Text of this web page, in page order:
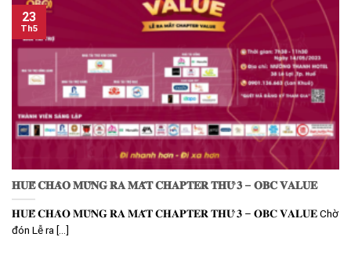
𝐇𝐔𝐄̂́ 𝐂𝐇𝐀̀𝐎 𝐌𝐔̛̀𝐍𝐆 𝐑𝐀 𝐌𝐀̆́𝐓 𝐂𝐇𝐀𝐏𝐓𝐄𝐑 𝐓𝐇𝐔̛́ 𝟑 – 𝐎𝐁𝐂 𝐕𝐀𝐋𝐔𝐄
𝐇𝐔𝐄̂́ 𝐂𝐇𝐀̀𝐎 𝐌𝐔̛̀𝐍𝐆 𝐑𝐀 𝐌𝐀̆́𝐓 𝐂𝐇𝐀𝐏𝐓𝐄𝐑 𝐓𝐇𝐔̛́ 𝟑 – 𝐎𝐁𝐂 𝐕𝐀𝐋𝐔𝐄 Chờ
đón Lễ ra [...]
23
Th5